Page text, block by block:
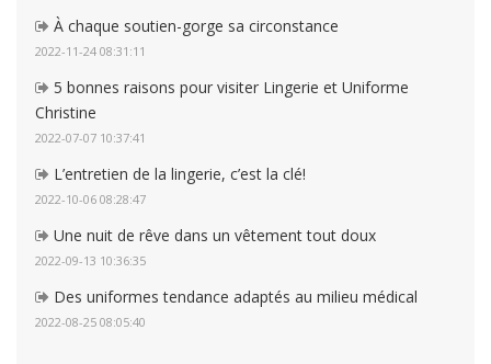
À chaque soutien-gorge sa circonstance
2022-11-24 08:31:11
5 bonnes raisons pour visiter Lingerie et Uniforme
Christine
2022-07-07 10:37:41
L’entretien de la lingerie, c’est la clé!
2022-10-06 08:28:47
Une nuit de rêve dans un vêtement tout doux
2022-09-13 10:36:35
Des uniformes tendance adaptés au milieu médical
2022-08-25 08:05:40